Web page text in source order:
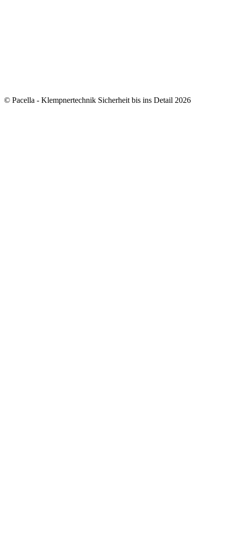
how to add
© Pacella - Klempnertechnik Sicherheit bis ins Detail 2026